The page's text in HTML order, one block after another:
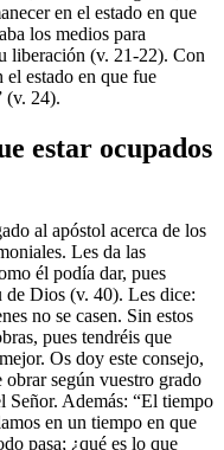
en el estado en que
los medios para
liberación (v. 21-22). Con
el estado en que fue
(v. 24).
estar ocupados
al apóstol acerca de los
Les da las
él podía dar, pues
de Dios (v. 40). Les dice:
no se casen. Sin estos
pues tendréis que
Os doy este consejo,
según vuestro grado
Señor. Además: “El tiempo
en un tiempo en que
pasa; ¿qué es lo que